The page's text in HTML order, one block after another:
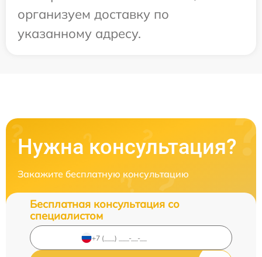
организуем доставку по
указанному адресу.
Нужна консультация?
Закажите бесплатную консультацию
Бесплатная консультация со
специалистом